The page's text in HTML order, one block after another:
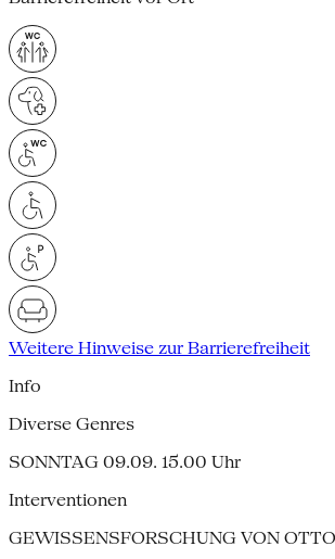
Weitere Hinweise zur Barrierefreiheit
Info
Diverse Genres
SONNTAG 09.09. 15.00 Uhr
Interventionen
GEWISSENSFORSCHUNG VON